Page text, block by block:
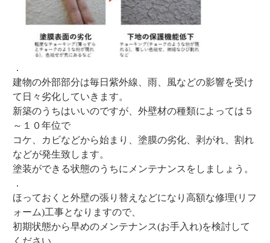
．
建物の外部部分は毎日紫外線、雨、風などの影響を受け
て日々劣化していきます。
新築のうちはいいのですが、外壁材の種類によっては５
～１０年位で
コケ、カビなどから始まり、塗膜の劣化、剥がれ、割れ
などが発生致します。
塗装ができる状態のうちにメンテナンスをしましょう。
．
ほっておくと外壁の張り替えなどになり高額な修理(リフ
ォーム)工事となりますので、
初期状態から早めのメンテナンス(お手入れ)を検討して
ください。